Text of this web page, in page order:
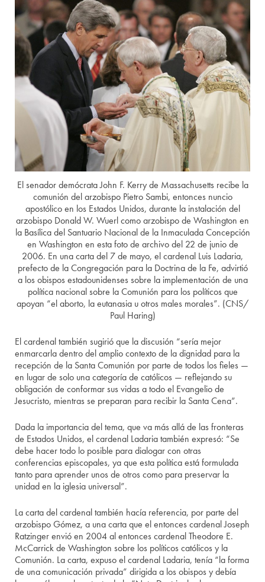
El senador demócrata John F. Kerry de Massachusetts recibe la
comunión del arzobispo Pietro Sambi, entonces nuncio
apostólico en los Estados Unidos, durante la instalación del
arzobispo Donald W. Wuerl como arzobispo de Washington en
la Basílica del Santuario Nacional de la Inmaculada Concepción
en Washington en esta foto de archivo del 22 de junio de
2006. En una carta del 7 de mayo, el cardenal Luis Ladaria,
prefecto de la Congregación para la Doctrina de la Fe, advirtió
a los obispos estadounidenses sobre la implementación de una
política nacional sobre la Comunión para los políticos que
apoyan “el aborto, la eutanasia u otros males morales”. (CNS/
Paul Haring)
El cardenal también sugirió que la discusión “sería mejor
enmarcarla dentro del amplio contexto de la dignidad para la
recepción de la Santa Comunión por parte de todos los fieles —
en lugar de solo una categoría de católicos — reflejando su
obligación de conformar sus vidas a todo el Evangelio de
Jesucristo, mientras se preparan para recibir la Santa Cena”.
Dada la importancia del tema, que va más allá de las fronteras
de Estados Unidos, el cardenal Ladaria también expresó: “Se
debe hacer todo lo posible para dialogar con otras
conferencias episcopales, ya que esta política está formulada
tanto para aprender unos de otros como para preservar la
unidad en la iglesia universal”.
La carta del cardenal también hacía referencia, por parte del
arzobispo Gómez, a una carta que el entonces cardenal Joseph
Ratzinger envió en 2004 al entonces cardenal Theodore E.
McCarrick de Washington sobre los políticos católicos y la
Comunión. La carta, expuso el cardenal Ladaria, tenía “la forma
de una comunicación privada” dirigida a los obispos y debía